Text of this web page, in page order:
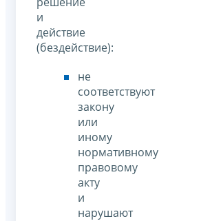
и
действие
(бездействие):
не
соответствуют
закону
или
иному
нормативному
правовому
акту
и
нарушают